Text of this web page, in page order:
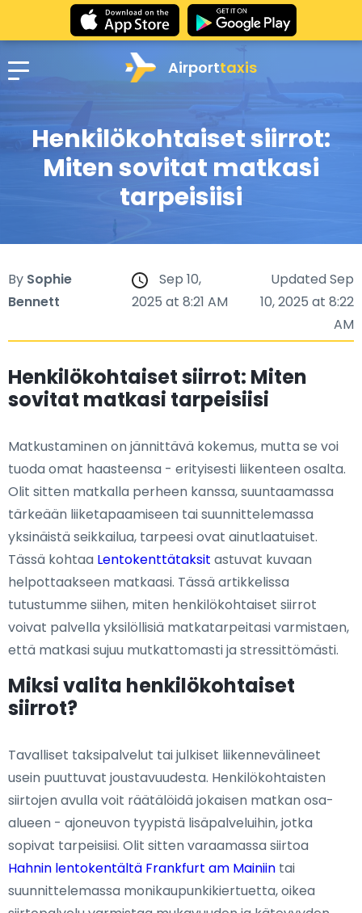
Airporttaxis
Henkilökohtaiset siirrot:
Miten sovitat matkasi
tarpeisiisi
By Sophie
Bennett
Sep 10,
2025 at 8:21 AM
Updated Sep
10, 2025 at 8:22
AM
Henkilökohtaiset siirrot: Miten
sovitat matkasi tarpeisiisi
Matkustaminen on jännittävä kokemus, mutta se voi
tuoda omat haasteensa - erityisesti liikenteen osalta.
Olit sitten matkalla perheen kanssa, suuntaamassa
tärkeään liiketapaamiseen tai suunnittelemassa
yksinäistä seikkailua, tarpeesi ovat ainutlaatuiset.
Tässä kohtaa Lentokenttätaksit astuvat kuvaan
helpottaakseen matkaasi. Tässä artikkelissa
tutustumme siihen, miten henkilökohtaiset siirrot
voivat palvella yksilöllisiä matkatarpeitasi varmistaen,
että matkasi sujuu mutkattomasti ja stressittömästi.
Miksi valita henkilökohtaiset
siirrot?
Tavalliset taksipalvelut tai julkiset liikennevälineet
usein puuttuvat joustavuudesta. Henkilökohtaisten
siirtojen avulla voit räätälöidä jokaisen matkan osa-
alueen - ajoneuvon tyypistä lisäpalveluihin, jotka
sopivat tarpeisiisi. Olit sitten varaamassa siirtoa
Hahnin lentokentältä Frankfurt am Mainiin tai
suunnittelemassa monikaupunkikiertuetta, oikea